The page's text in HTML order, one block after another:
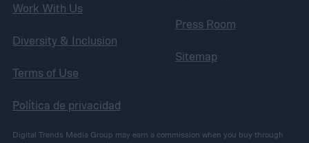
Work With Us
Diversity & Inclusion
Terms of Use
Política de privacidad
Press Room
Sitemap
Digital Trends Media Group may earn a commission when you buy through